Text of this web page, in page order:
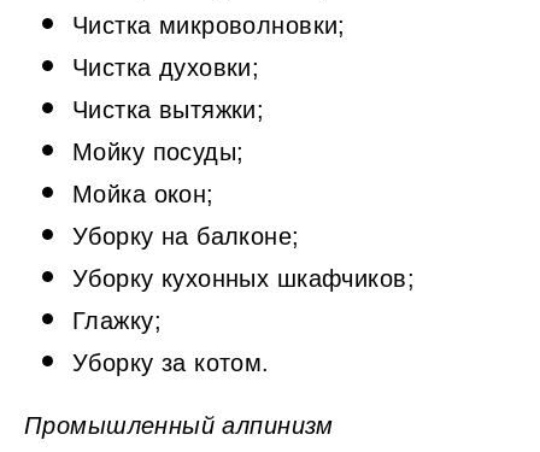
Чистка микроволновки;
Чистка духовки;
Чистка вытяжки;
Мойку посуды;
Мойка окон;
Уборку на балконе;
Уборку кухонных шкафчиков;
Глажку;
Уборку за котом.
Промышленный алпинизм